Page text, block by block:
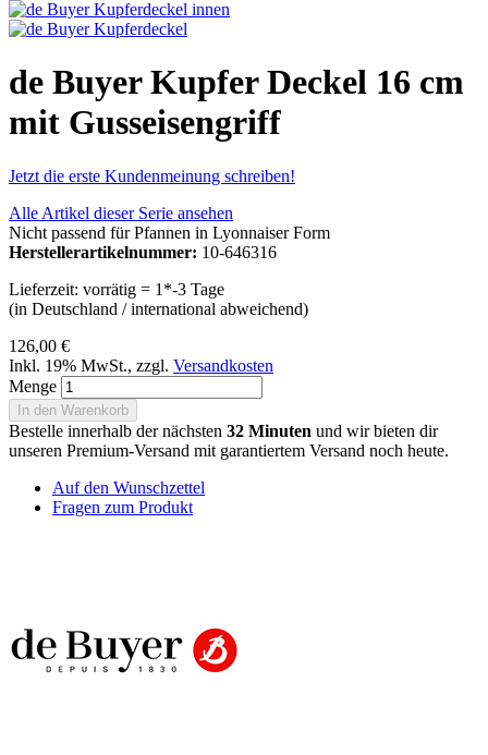
de Buyer Kupfer Deckel 16 cm
mit Gusseisengriff
Jetzt die erste Kundenmeinung schreiben!
Alle Artikel dieser Serie ansehen
Nicht passend für Pfannen in Lyonnaiser Form
Herstellerartikelnummer: 10-646316
Lieferzeit: vorrätig = 1*-3 Tage
(in Deutschland / international abweichend)
126,00 €
Inkl. 19% MwSt., zzgl. Versandkosten
Menge
In den Warenkorb
Bestelle innerhalb der nächsten 32 Minuten und wir bieten dir
unseren Premium-Versand mit garantiertem Versand noch heute.
Auf den Wunschzettel
Fragen zum Produkt